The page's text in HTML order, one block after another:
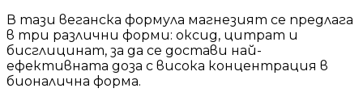
В тази веганска формула магнезият се предлага
в три различни форми: оксид, цитрат и
бисглицинат, за да се достави най-
ефективната доза с висока концентрация в
бионалична форма.